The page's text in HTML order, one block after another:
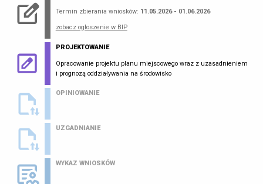
Termin zbierania wniosków: 11.05.2026 - 01.06.2026
zobacz ogłoszenie w BIP
PROJEKTOWANIE
Opracowanie projektu planu miejscowego wraz z uzasadnieniem
i prognozą oddziaływania na środowisko
OPINIOWANIE
UZGADNIANIE
WYKAZ WNIOSKÓW